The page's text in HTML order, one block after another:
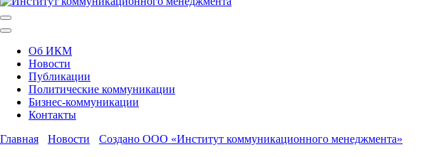
Об ИКМ
Новости
Публикации
Политические коммуникации
Бизнес-коммуникации
Контакты
Главная
Новости Создано ООО «Институт коммуникационного менеджмента»